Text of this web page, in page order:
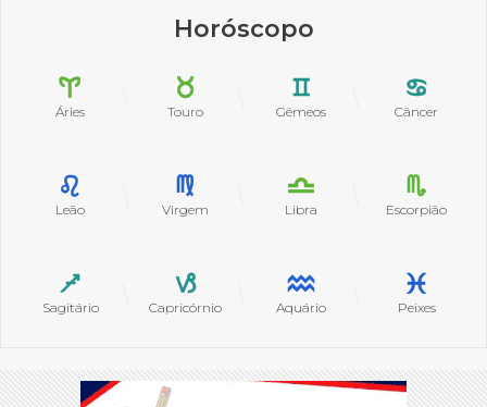
Horóscopo
Áries Touro Gêmeos Câncer
Leão Virgem Libra Escorpião
Sagitário Capricórnio Aquário Peixes